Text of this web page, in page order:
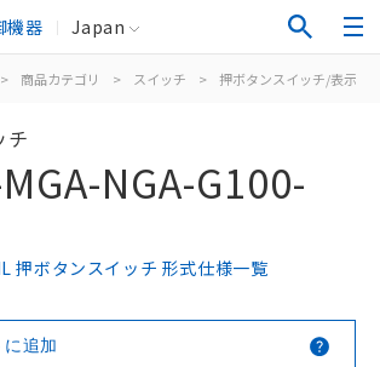
機器 Japan
> 商品カテゴリ > スイッチ > 押ボタンスイッチ/表示灯
チ
NGA-G100-
押ボタンスイッチ 形式仕様一覧
追加